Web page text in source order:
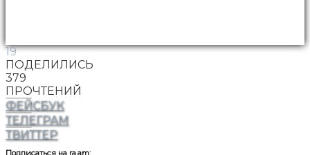
19
ПОДЕЛИЛИСЬ
379
ПРОЧТЕНИЙ
ФЕЙСБУК
ТЕЛЕГРАМ
ТВИТТЕР
Подписаться на ra.am: